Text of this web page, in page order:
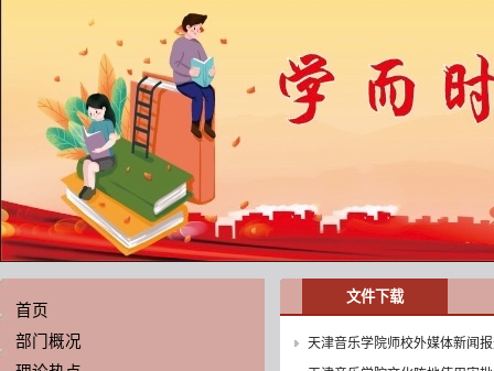
首页
部门概况
文件下载
天津音乐学院师校外媒体新闻